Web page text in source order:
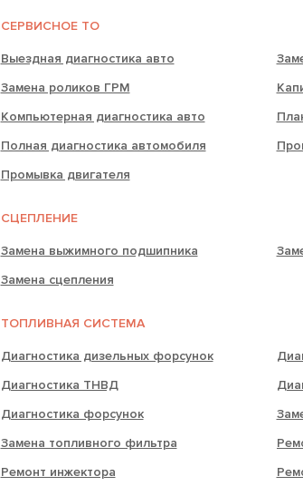
СЕРВИСНОЕ ТО
Выездная диагностика авто
Замена роликов ГРМ
Компьютерная диагностика авто
Полная диагностика автомобиля
Промывка двигателя
СЦЕПЛЕНИЕ
Замена выжимного подшипника
Замена сцепления
ТОПЛИВНАЯ СИСТЕМА
Диагностика дизельных форсунок
Диагностика ТНВД
Диагностика форсунок
Замена топливного фильтра
Ремонт инжектора